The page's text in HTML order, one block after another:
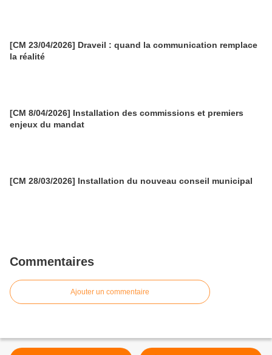
[CM 23/04/2026] Draveil : quand la communication remplace
la réalité
[CM 8/04/2026] Installation des commissions et premiers
enjeux du mandat
[CM 28/03/2026] Installation du nouveau conseil municipal
Commentaires
Ajouter un commentaire